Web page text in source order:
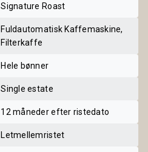
Signature Roast
Fuldautomatisk Kaffemaskine,
Filterkaffe
Hele bønner
Single estate
12 måneder efter ristedato
Letmellemristet